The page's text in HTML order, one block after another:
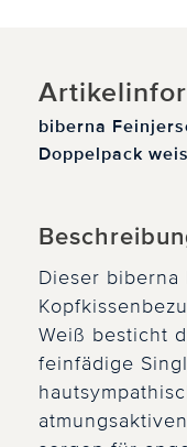
biberna
Doppelpack
Dieser biberna
Weiß besticht
feinfädige